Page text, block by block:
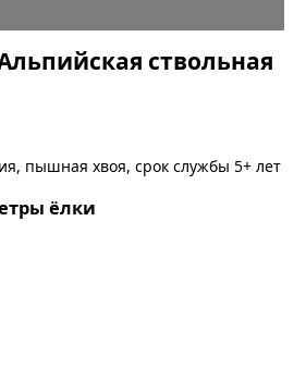
ствольная
пышная хвоя, срок службы 5+ лет
ёлки